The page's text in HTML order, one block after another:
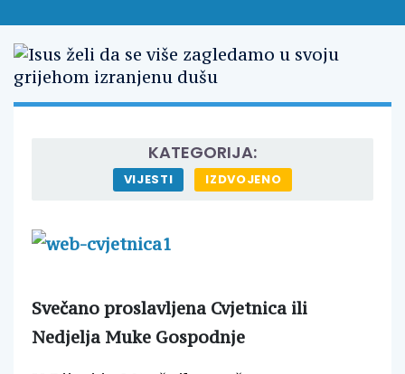
KATEGORIJA:
VIJESTI IZDVOJENO
Svečano proslavljena Cvjetnica ili
Nedjelja Muke Gospodnje